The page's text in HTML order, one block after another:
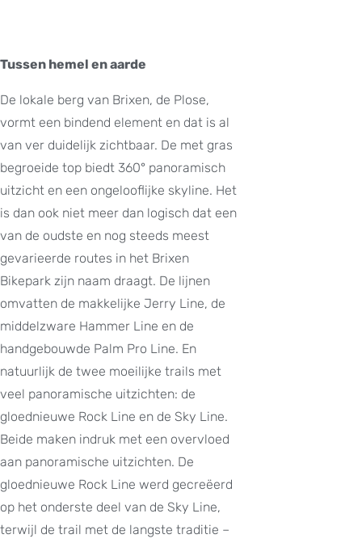
Tussen hemel en aarde
De lokale berg van Brixen, de Plose,
vormt een bindend element en dat is al
van ver duidelijk zichtbaar. De met gras
begroeide top biedt 360° panoramisch
uitzicht en een ongelooflijke skyline. Het
is dan ook niet meer dan logisch dat een
van de oudste en nog steeds meest
gevarieerde routes in het Brixen
Bikepark zijn naam draagt. De lijnen
omvatten de makkelijke Jerry Line, de
middelzware Hammer Line en de
handgebouwde Palm Pro Line. En
natuurlijk de twee moeilijke trails met
veel panoramische uitzichten: de
gloednieuwe Rock Line en de Sky Line.
Beide maken indruk met een overvloed
aan panoramische uitzichten. De
gloednieuwe Rock Line werd gecreëerd
op het onderste deel van de Sky Line,
terwijl de trail met de langste traditie –